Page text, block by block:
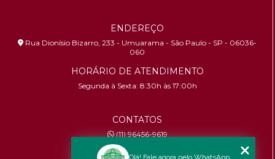
ENDEREÇO
Rua Dionísio Bizarro, 233 - Umuarama - São Paulo - SP - 06036-
060
HORÁRIO DE ATENDIMENTO
Segunda à Sexta: 8:30h às 17:00h
CONTATOS
(11) 96456-9619
contato@osascobrindes.com.br
Olá! Fale agora pelo WhatsApp